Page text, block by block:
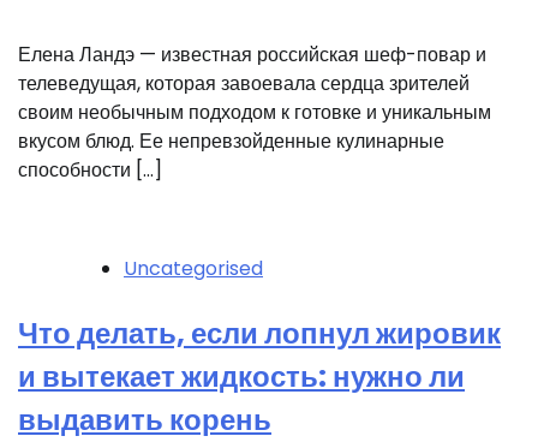
Елена Ландэ — известная российская шеф-повар и
телеведущая, которая завоевала сердца зрителей
своим необычным подходом к готовке и уникальным
вкусом блюд. Ее непревзойденные кулинарные
способности […]
Uncategorised
Что делать, если лопнул жировик
и вытекает жидкость: нужно ли
выдавить корень